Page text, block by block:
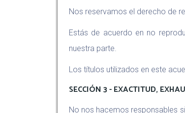
Nos reservamos el derecho de
Estás de acuerdo en no
nuestra parte.
Los títulos utilizados en este
SECCIÓN 3 - EXACTITUD,
No nos hacemos responsables